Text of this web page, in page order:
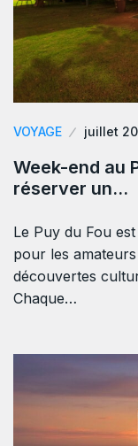
VOYAGE juillet
Week-end au
réserver un…
Le Puy du Fou
pour les
découvertes
Chaque…